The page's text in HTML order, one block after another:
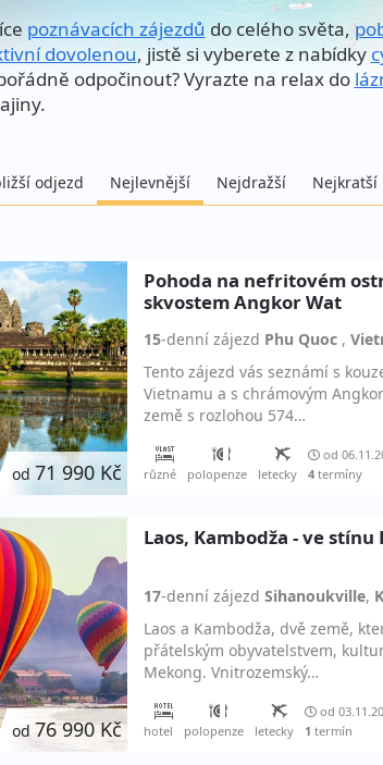
poznávacích zájezdů do celého světa,
dovolenou, jistě si vyberete z nabídky
odpočinout? Vyrazte na relax do
odjezd Nejlevnější Nejdražší Nejkratší
od 71 990 Kč
Pohoda na nefritovém
skvostem Angkor Wat
15-dennízájezd Phu Quoc ,
Tento zájezd vás seznámí s
Vietnamu a s chrámovým
země s rozlohou 574…
různé polopenze letecky
od
4termíny
od 76 990 Kč
Laos, Kambodža - ve
17-dennízájezd Sihanoukville,
Laos a Kambodža, dvě země,
přátelským obyvatelstvem,
Mekong. Vnitrozemský…
hotel polopenze letecky
od
1 termín